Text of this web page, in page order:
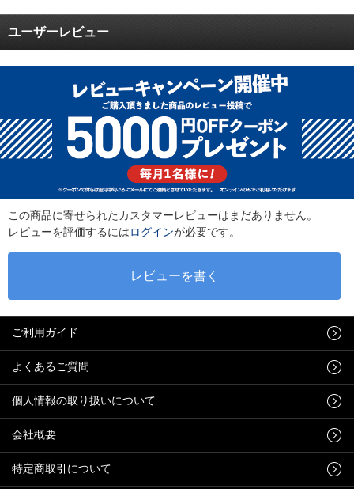
ユーザーレビュー
この商品に寄せられたカスタマーレビューはまだありません。
レビューを評価するにはログインが必要です。
ご利用ガイド
よくあるご質問
個人情報の取り扱いについて
会社概要
特定商取引について